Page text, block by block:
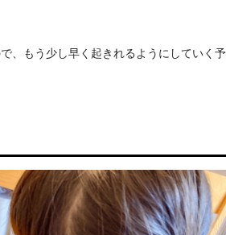
、もう少し早く起きれるようにしていく予